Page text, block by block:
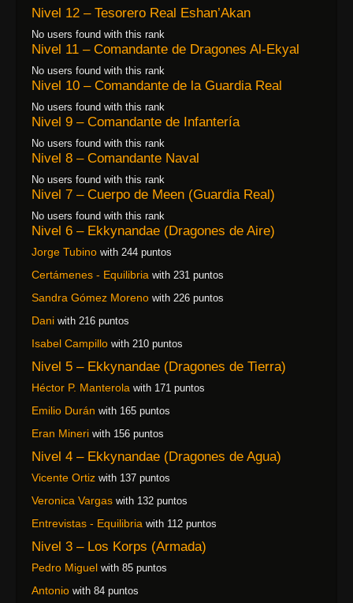
Nivel 12 – Tesorero Real Eshan’Akan
No users found with this rank
Nivel 11 – Comandante de Dragones Al-Ekyal
No users found with this rank
Nivel 10 – Comandante de la Guardia Real
No users found with this rank
Nivel 9 – Comandante de Infantería
No users found with this rank
Nivel 8 – Comandante Naval
No users found with this rank
Nivel 7 – Cuerpo de Meen (Guardia Real)
No users found with this rank
Nivel 6 – Ekkynandae (Dragones de Aire)
Jorge Tubino with 244 puntos
Certámenes - Equilibria with 231 puntos
Sandra Gómez Moreno with 226 puntos
Dani with 216 puntos
Isabel Campillo with 210 puntos
Nivel 5 – Ekkynandae (Dragones de Tierra)
Héctor P. Manterola with 171 puntos
Emilio Durán with 165 puntos
Eran Mineri with 156 puntos
Nivel 4 – Ekkynandae (Dragones de Agua)
Vicente Ortiz with 137 puntos
Veronica Vargas with 132 puntos
Entrevistas - Equilibria with 112 puntos
Nivel 3 – Los Korps (Armada)
Pedro Miguel with 85 puntos
Antonio with 84 puntos